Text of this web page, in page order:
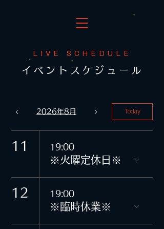
​LIVE SCHEDULE
イベントスケジュール
2026年8月 Today
11 19:00
※火曜定休日※
12 19:00
※臨時休業※